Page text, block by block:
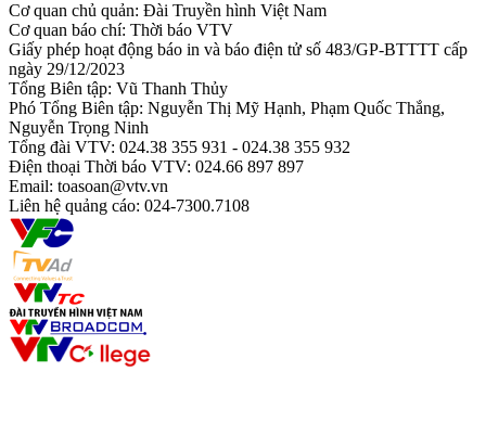
Cơ quan chủ quản: Đài Truyền hình Việt Nam
Cơ quan báo chí: Thời báo VTV
Giấy phép hoạt động báo in và báo điện tử số 483/GP-BTTTT cấp
ngày 29/12/2023
Tổng Biên tập: Vũ Thanh Thủy
Phó Tổng Biên tập: Nguyễn Thị Mỹ Hạnh, Phạm Quốc Thắng,
Nguyễn Trọng Ninh
Tổng đài VTV: 024.38 355 931 - 024.38 355 932
Ðiện thoại Thời báo VTV: 024.66 897 897
Email: toasoan@vtv.vn
Liên hệ quảng cáo: 024-7300.7108